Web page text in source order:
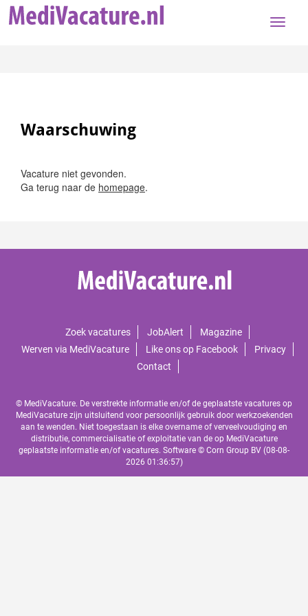
Toggle
Waarschuwing
Vacature niet gevonden.
Ga terug naar de homepage.
Zoek vacatures JobAlert
Magazine
Werven via MediVacature
Like ons op Facebook
Privacy
Contact
© MediVacature. De verstrekte informatie en/of de geplaatste vacatures op
MediVacature zijn uitsluitend voor persoonlijk gebruik door werkzoekenden
aan te wenden. Niet toegestaan is elke overname of verveelvoudiging en
distributie, commercialisatie of exploitatie van de op MediVacature
geplaatste informatie en/of vacatures. Software © Corn Group BV (08-08-
2026 01:36:57)